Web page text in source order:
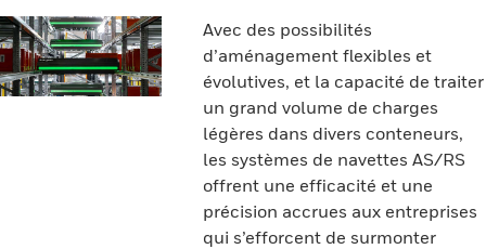
Avec des possibilités
d’aménagement flexibles et
évolutives, et la capacité de traiter
un grand volume de charges
légères dans divers conteneurs,
les systèmes de navettes AS/RS
offrent une efficacité et une
précision accrues aux entreprises
qui s’efforcent de surmonter